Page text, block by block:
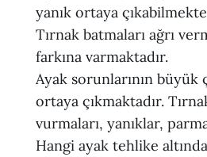
yanık ortaya
Tırnak batmaları ağrı
farkına varmaktadır.
Ayak sorunlarının büyük
ortaya çıkmaktadır.
vurmaları, yanıklar,
Hangi ayak tehlike